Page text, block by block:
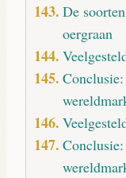
De
oergraan